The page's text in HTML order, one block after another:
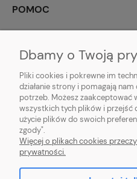
POMOC
PŁATNOŚCI I DOSTAWA
INFORMACJE
O NAS
Dbamy o Twoją
Pliki cookies i pokrewne im
działanie strony i pomagają
potrzeb. Możesz zaakceptować
wszystkich tych plików i
użycie plików do swoich
zgody".
Więcej o plikach cookies
prywatności.